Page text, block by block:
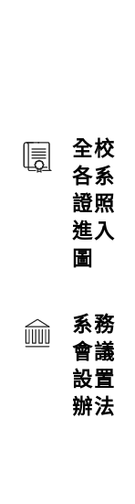
全校
各系
證照
進入
圖
系務
會議
設置
辦法